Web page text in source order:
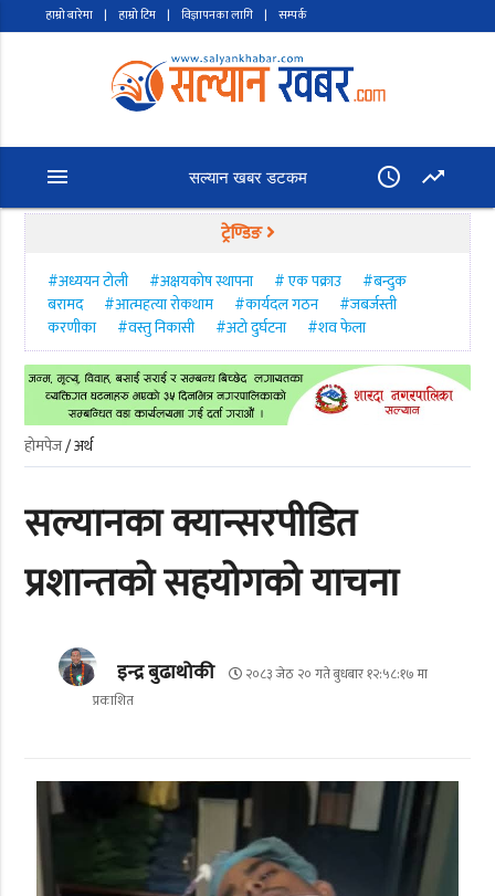
हाम्रो बारेमा | हाम्रो टिम | विज्ञापनका लागि | सम्पर्क
सल्यान खबर डटकम
menu access_time trending_up
ट्रेण्डिङ
#अध्ययन टोली #अक्षयकोष स्थापना # एक पक्राउ
#बन्दुक
बरामद
#आत्महत्या रोकथाम #कार्यदल गठन
#जबर्जस्ती
करणीका
#वस्तु निकासी #अटो दुर्घटना #शव फेला
होमपेज/ अर्थ
सल्यानका क्यान्सरपीडित
प्रशान्तको सहयोगको याचना
इन्द्र बुढाथोकी
२०८३ जेठ २० गते बुधबार १२:५८:१७ मा
प्रकाशित